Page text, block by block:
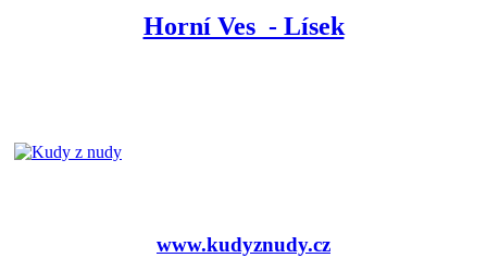
Horní Ves - Lísek
www.kudyznudy.cz